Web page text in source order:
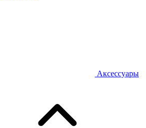
Аксессуары